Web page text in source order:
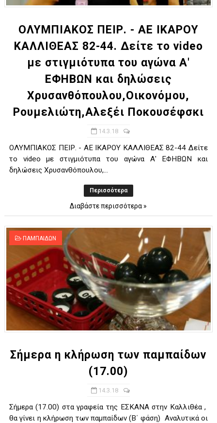
OΛΥΜΠΙΑΚΟΣ ΠΕΙΡ. - ΑΕ ΙΚΑΡΟΥ
ΚΑΛΛΙΘΕΑΣ 82-44. Δείτε το video
με στιγμιότυπα του αγώνα Α'
ΕΦΗΒΩΝ και δηλώσεις
Χρυσανθόπουλου,Οικονόμου,
Ρουμελιώτη,Αλεξέι Ποκουσέφσκι
14.3.18
OΛΥΜΠΙΑΚΟΣ ΠΕΙΡ. - ΑΕ ΙΚΑΡΟΥ ΚΑΛΛΙΘΕΑΣ 82-44 Δείτε
το video με στιγμιότυπα του αγώνα Α' ΕΦΗΒΩΝ και
δηλώσεις Χρυσανθόπουλου,...
Περισσότερα
Διαβάστε περισσότερα »
ΠΑΜΠΑΙΔΩΝ
Σήμερα η κλήρωση των παμπαίδων
(17.00)
14.3.18
Σήμερα (17.00) στα γραφεία της ΕΣΚΑΝΑ στην Καλλιθέα ,
θα γίνει η κλήρωση των παμπαίδων (Β΄ φάση) Αναλυτικά οι